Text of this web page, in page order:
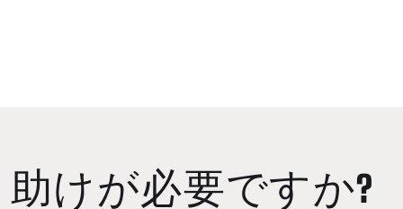
助けが必要ですか?